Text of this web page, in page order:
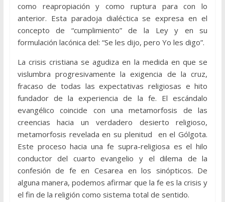
como reapropiación y como ruptura para con lo
anterior. Esta paradoja dialéctica se expresa en el
concepto de “cumplimiento” de la Ley y en su
formulación lacónica del: “Se les dijo, pero Yo les digo”.
La crisis cristiana se agudiza en la medida en que se
vislumbra progresivamente la exigencia de la cruz,
fracaso de todas las expectativas religiosas e hito
fundador de la experiencia de la fe. El escándalo
evangélico coincide con una metamorfosis de las
creencias hacia un verdadero desierto religioso,
metamorfosis revelada en su plenitud en el Gólgota.
Este proceso hacia una fe supra-religiosa es el hilo
conductor del cuarto evangelio y el dilema de la
confesión de fe en Cesarea en los sinópticos. De
alguna manera, podemos afirmar que la fe es la crisis y
el fin de la religión como sistema total de sentido.